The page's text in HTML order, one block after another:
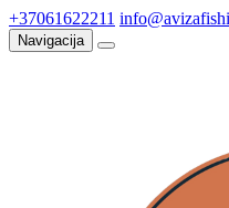
+37061622211
Navigacija